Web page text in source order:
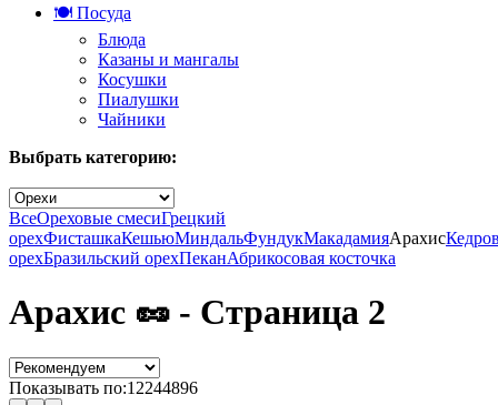
🍽️ Посуда
Блюда
Казаны и мангалы
Косушки
Пиалушки
Чайники
Выбрать категорию:
ВсеОреховые смесиГрецкий
орехФисташкаКешьюМиндальФундукМакадамияАрахис
орехБразильский орехПеканАбрикосовая косточка
Арахис 🥜 - Страница 2
Показывать по:12244896